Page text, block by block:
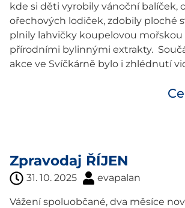
kde si děti vyrobily vánoční balíček,
ořechových lodiček, zdobily ploché
plnily lahvičky koupelovou mořskou
přírodními bylinnými extrakty.
akce ve Svíčkárně bylo i zhlédnutí
Zpravodaj ŘÍJEN
31. 10. 2025 evapalan
Vážení spoluobčané, dva měsíce